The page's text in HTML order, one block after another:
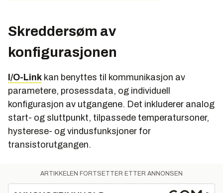
Skreddersøm av
konfigurasjonen
I/O-Link kan benyttes til kommunikasjon av
parametere, prosessdata, og individuell
konfigurasjon av utgangene. Det inkluderer analog
start- og sluttpunkt, tilpassede temperatursoner,
hysterese- og vindusfunksjoner for
transistorutgangen.
ARTIKKELEN FORTSETTER ETTER ANNONSEN